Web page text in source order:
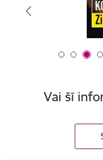
Vai šī